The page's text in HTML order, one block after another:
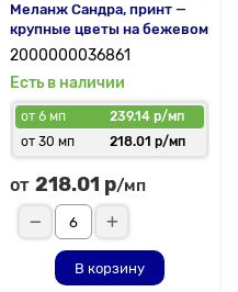
Меланж Сандра, принт —
крупные цветы на бежевом
2000000036861
Есть в наличии
от 6 мп
239.14 р/мп
от 30 мп
218.01 р/мп
от 218.01 р/мп
В корзину